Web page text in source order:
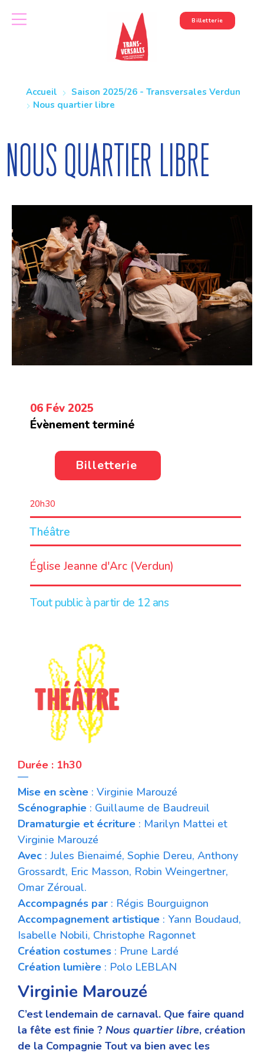
Billetterie
Accueil
Saison 2025/26 - Transversales Verdun
Nous quartier libre
Nous quartier libre
06 Fév 2025
Évènement terminé
Billetterie
20h30
Théâtre
LIEU
Église Jeanne d'Arc (Verdun)
Tout public à partir de 12 ans
Durée : 1h30
—
Mise en scène : Virginie Marouzé
Scénographie : Guillaume de Baudreuil
Dramaturgie et écriture : Marilyn Mattei et
Virginie Marouzé
Avec : Jules Bienaimé, Sophie Dereu, Anthony
Grossardt, Eric Masson, Robin Weingertner,
Omar Zéroual.
Accompagnés par : Régis Bourguignon
Accompagnement artistique : Yann Boudaud,
Isabelle Nobili, Christophe Ragonnet
Création costumes : Prune Lardé
Création lumière : Polo LEBLAN
Virginie Marouzé
C’est lendemain de carnaval. Que faire quand
la fête est finie ? Nous quartier libre, création
de la Compagnie Tout va bien avec les